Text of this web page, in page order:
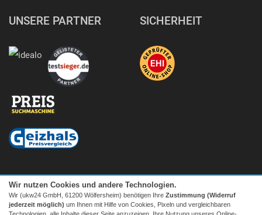
UNSERE PARTNER SICHERHEIT
Wir nutzen Cookies und andere Technologien.
Wir (ukw24 GmbH, 61200 Wölfersheim) benötigen Ihre Zustimmung (Widerruf
jederzeit möglich) um Ihnen mit Hilfe von Cookies, Pixeln und vergleichbaren